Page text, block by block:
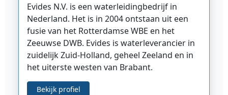
Evides N.V. is een waterleidingbedrijf in
Nederland. Het is in 2004 ontstaan uit een
fusie van het Rotterdamse WBE en het
Zeeuwse DWB. Evides is waterleverancier in
zuidelijk Zuid-Holland, geheel Zeeland en in
het uiterste westen van Brabant.
Bekijk profiel